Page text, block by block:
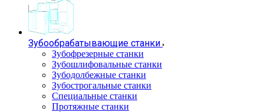
Зубообрабатывающие станки
Зубофрезерные станки
Зубошлифовальные станки
Зубодолбежные станки
Зубострогальные станки
Специальные станки
Протяжные станки